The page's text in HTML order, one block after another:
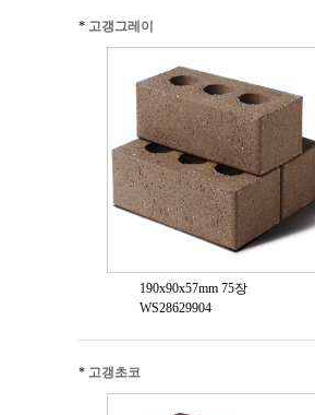
* 고갱그레이
190x90x57mm 75장
WS28629904
* 고갱초코